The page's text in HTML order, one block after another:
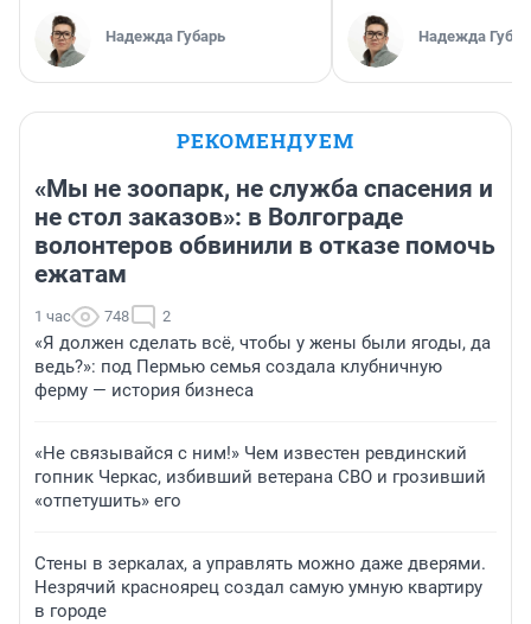
Надежда Губарь Надежда
РЕКОМЕНДУЕМ
«Мы не зоопарк, не служба спасения и
не стол заказов»: в Волгограде
волонтеров обвинили в отказе помочь
ежатам
1 час 748 2
«Я должен сделать всё, чтобы у жены были ягоды, да
ведь?»: под Пермью семья создала клубничную
ферму — история бизнеса
«Не связывайся с ним!» Чем известен ревдинский
гопник Черкас, избивший ветерана СВО и грозивший
«отпетушить» его
Стены в зеркалах, а управлять можно даже дверями.
Незрячий красноярец создал самую умную квартиру
в городе